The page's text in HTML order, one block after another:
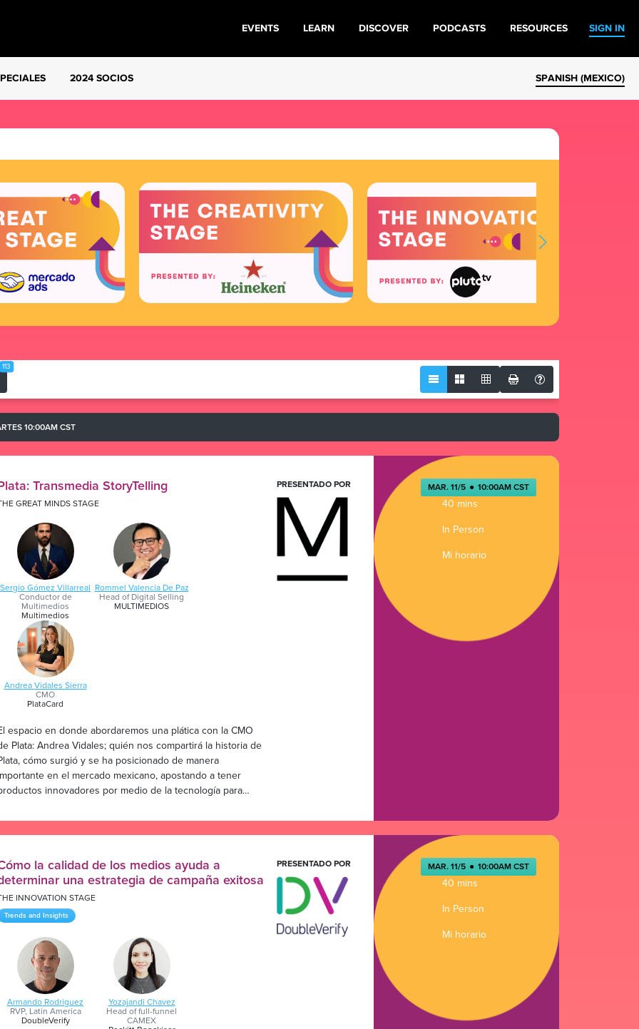
SPANISH (MEXICO)
2024 SOCIOS
SIGN IN
EVENTS LEARN DISCOVER PODCASTS RESOURCES
113
10:00AM CST
MAR. 11/5 ● 10:00AM CST
40 mins
In Person
Mi horario
Transmedia StoryTelling
GREAT MINDS STAGE
Sergio Gómez Villarreal
Conductor de
Multimedios
Multimedios
Rommel Valencia De Paz
Head of Digital Selling
MULTIMEDIOS
Andrea Vidales Sierra
CMO
PlataCard
espacio en donde abordaremos una plática con la CMO
Plata: Andrea Vidales; quién nos compartirá la historia de
cómo surgió y se ha posicionado de manera
en el mercado mexicano, apostando a tener
innovadores por medio de la tecnología para
PRESENTADO POR
MAR. 11/5 ● 10:00AM CST
40 mins
In Person
Mi horario
la calidad de los medios ayuda a
una estrategia de campaña exitosa
INNOVATION STAGE
Trends and Insights
Armando Rodriguez
RVP, Latin America
DoubleVerify
Yozajandi Chavez
Head of full-funnel
CAMEX
PRESENTADO POR